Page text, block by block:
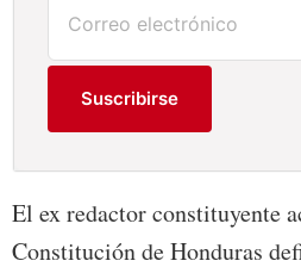
Suscribirse
El ex redactor constituyente
Constitución de Honduras